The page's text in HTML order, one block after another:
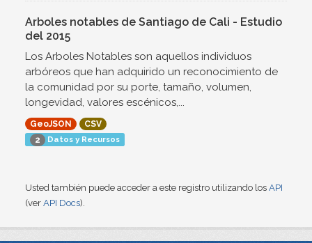
Arboles notables de Santiago de Cali - Estudio
del 2015
Los Arboles Notables son aquellos individuos
arbóreos que han adquirido un reconocimiento de
la comunidad por su porte, tamaño, volumen,
longevidad, valores escénicos,...
GeoJSON
CSV
2 Datos y Recursos
Usted también puede acceder a este registro utilizando los API
(ver API Docs).